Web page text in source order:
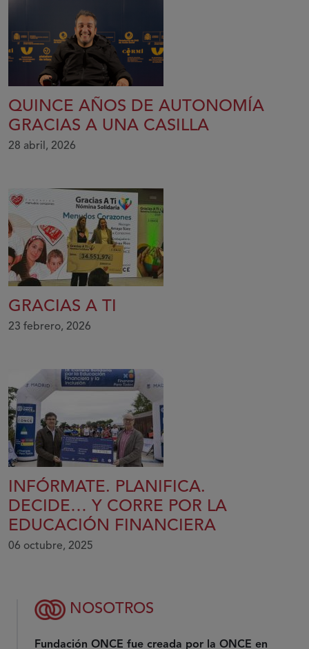
QUINCE AÑOS DE AUTONOMÍA
GRACIAS A UNA CASILLA
28 abril, 2026
GRACIAS A TI
23 febrero, 2026
INFÓRMATE. PLANIFICA.
DECIDE… Y CORRE POR LA
EDUCACIÓN FINANCIERA
06 octubre, 2025
NOSOTROS
Fundación ONCE fue creada por la ONCE en